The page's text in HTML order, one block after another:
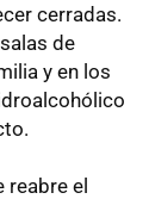
cerradas.
de
y en los
reabre el